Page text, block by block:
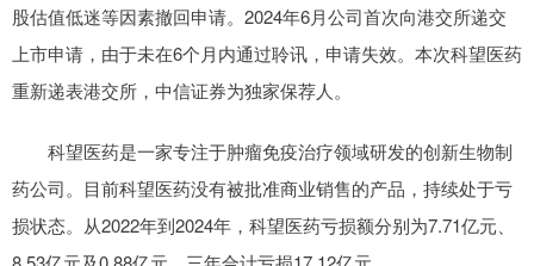
股估值低迷等因素撤回申请。2024年6月公司首次向港交所递交
上市申请，由于未在6个月内通过聆讯，申请失效。本次科望医药
重新递表港交所，中信证券为独家保荐人。
科望医药是一家专注于肿瘤免疫治疗领域研发的创新生物制
药公司。目前科望医药没有被批准商业销售的产品，持续处于亏
损状态。从2022年到2024年，科望医药亏损额分别为7.71亿元、